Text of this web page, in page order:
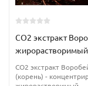
дополнительной
требуется для
органов, как
их
обменных процессов.
СО2 экстракт
жирорастворимый
CO2 экстракт
(корень) -